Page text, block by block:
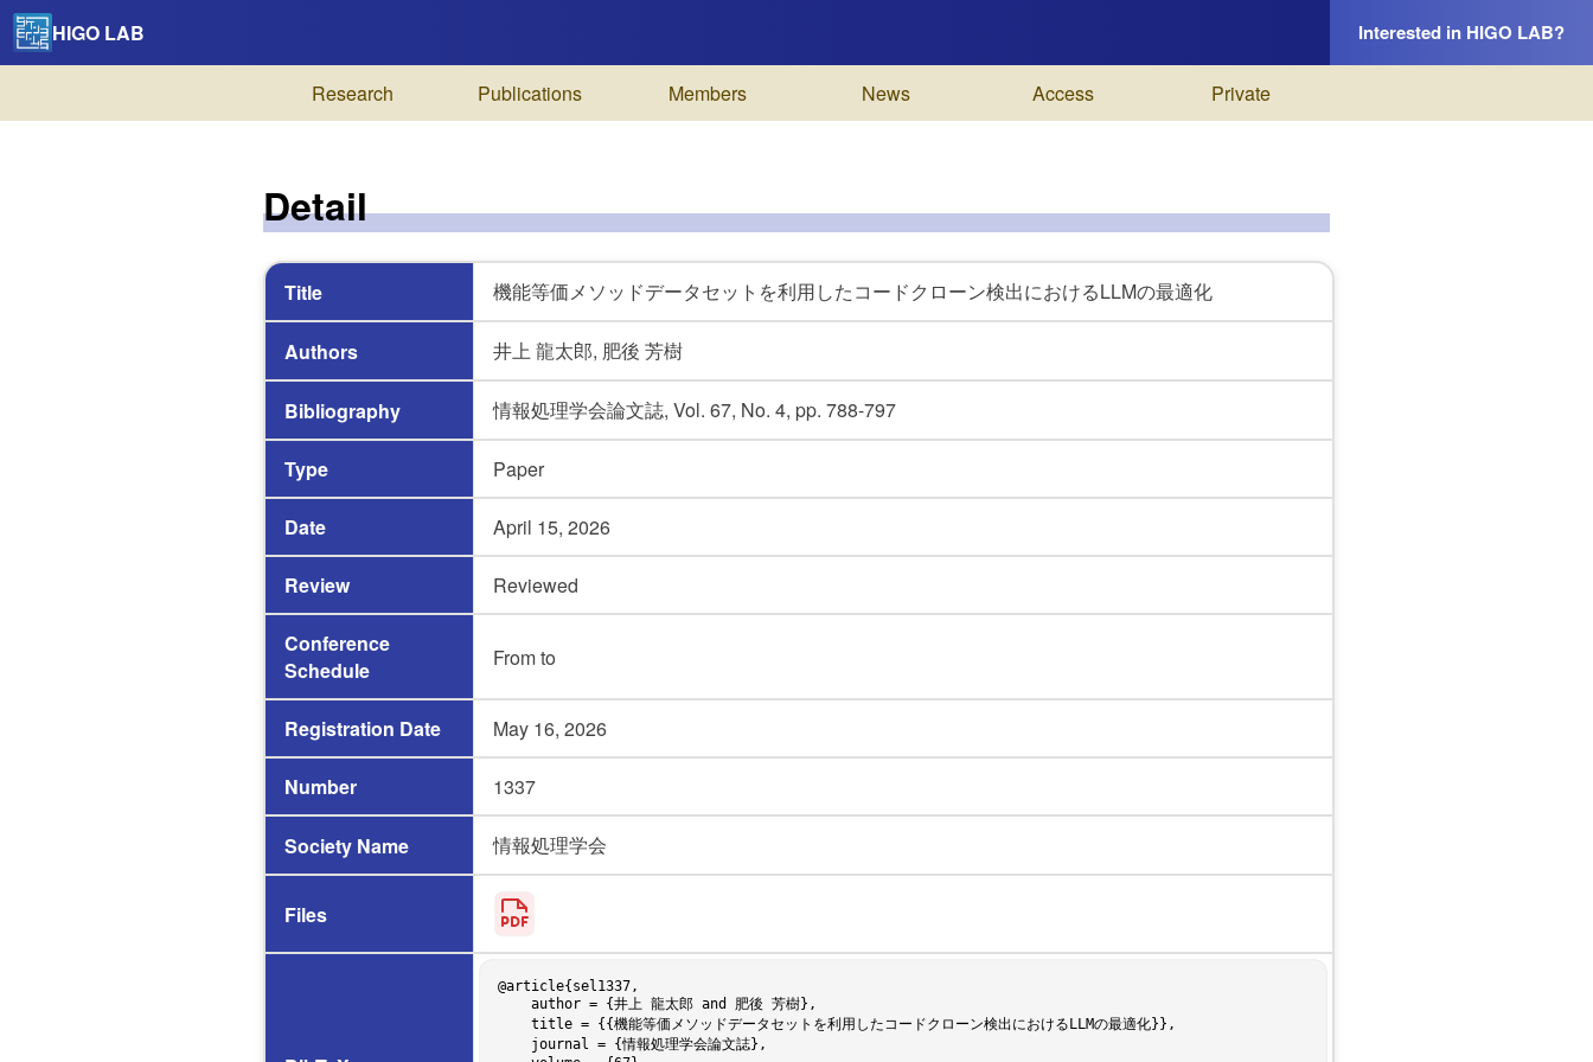
HIGO LAB Interested in HIGO LAB?
Research Publications Members News Access Private
Detail
Title 機能等価メソッドデータセットを利用したコードクローン検出におけるLLMの最適化
Authors 井上 龍太郎, 肥後 芳樹
Bibliography 情報処理学会論文誌, Vol. 67, No. 4, pp. 788-797
Type Paper
Date April 15, 2026
Review Reviewed
Conference
Schedule
Fromto
Registration Date May 16, 2026
Number 1337
Society Name 情報処理学会
Files
@article{sel1337,